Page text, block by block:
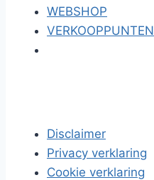
WEBSHOP
VERKOOPPUNTEN
Disclaimer
Privacy verklaring
Cookie verklaring